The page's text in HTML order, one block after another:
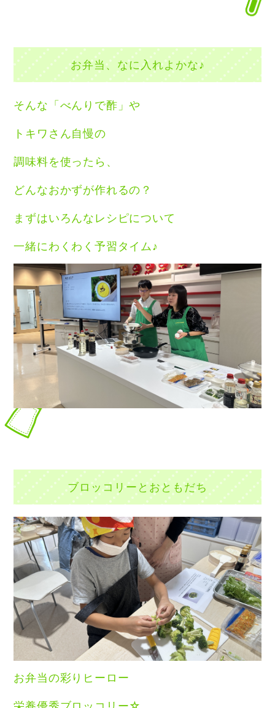
お弁当、なに入れよかな♪
そんな「べんりで酢」や
トキワさん自慢の
調味料を使ったら、
どんなおかずが作れるの？
まずはいろんなレシピについて
一緒にわくわく予習タイム♪
ブロッコリーとおともだち
お弁当の彩りヒーロー